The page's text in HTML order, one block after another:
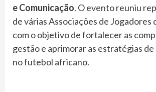
e Comunicação. O evento reuniu
de várias Associações de
com o objetivo de fortalecer as
gestão e aprimorar as estratégias
no futebol africano.